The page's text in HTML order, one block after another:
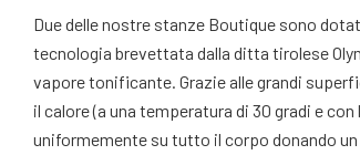
Due delle nostre stanze Boutique sono
tecnologia brevettata dalla ditta tirolese
vapore tonificante. Grazie alle grandi
il calore (a una temperatura di 30 gradi e
uniformemente su tutto il corpo donando